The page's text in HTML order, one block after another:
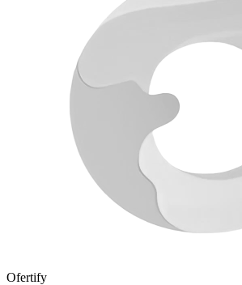
Ofertify